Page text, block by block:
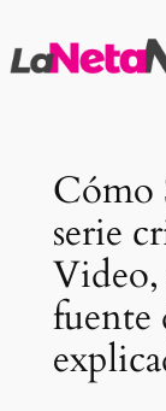
al
Cómo
serie
Video,
fuente